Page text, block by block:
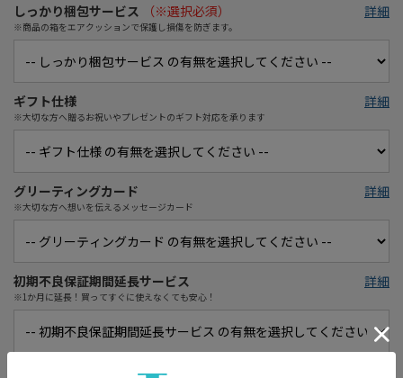
しっかり梱包サービス （※選択必須）
※商品の箱をエアクッションで保護し損傷を防ぎます。
詳細
ギフト仕様
※大切な方へ贈るお祝いやプレゼントのギフト対応を承ります
詳細
グリーティングカード
※大切な方へ想いを伝えるメッセージカード
詳細
初期不良保証期間延長サービス
※1か月に延長！買ってすぐに使えなくても安心！
詳細